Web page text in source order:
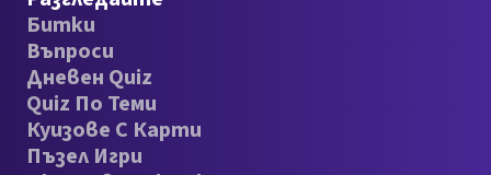
Битки
Въпроси
Дневен Quiz
Quiz По Теми
Куизове С Карти
Пъзел Игри